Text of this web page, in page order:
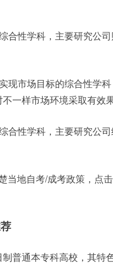
性学科，主要研究公司
现市场目标的综合性学
一样市场环境采取有效
合性学科，主要研究公
当地自考/成考政策，点
普通本专科高校，其特